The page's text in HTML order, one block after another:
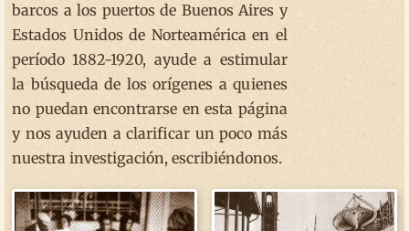
barcos a los puertos de Buenos Aires y
Estados Unidos de Norteamérica en el
período 1882-1920, ayude a estimular
la búsqueda de los orígenes a quienes
no puedan encontrarse en esta página
y nos ayuden a clarificar un poco más
nuestra investigación, escribiéndonos.